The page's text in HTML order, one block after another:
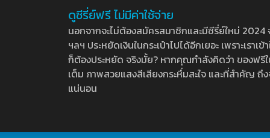
ดูซีรี่ย์ฟรี ไม่มีค่าใช้จ่าย
นอกจากจะไม่ต้องสมัครสมาชิกและมีซีรี่ย์ใหม่
ฯลฯ ประหยัดเงินในกระเป๋าไปได้อีกเยอะ เพราะเร
ก็ต้องประหยัด จริงมั้ย? หากคุณกำลังคิดว่า ของฟ
เต็ม ภาพสวยแสงสีเสียงกระหึ่มสะใจ และที่สำคัญ
แน่นอน